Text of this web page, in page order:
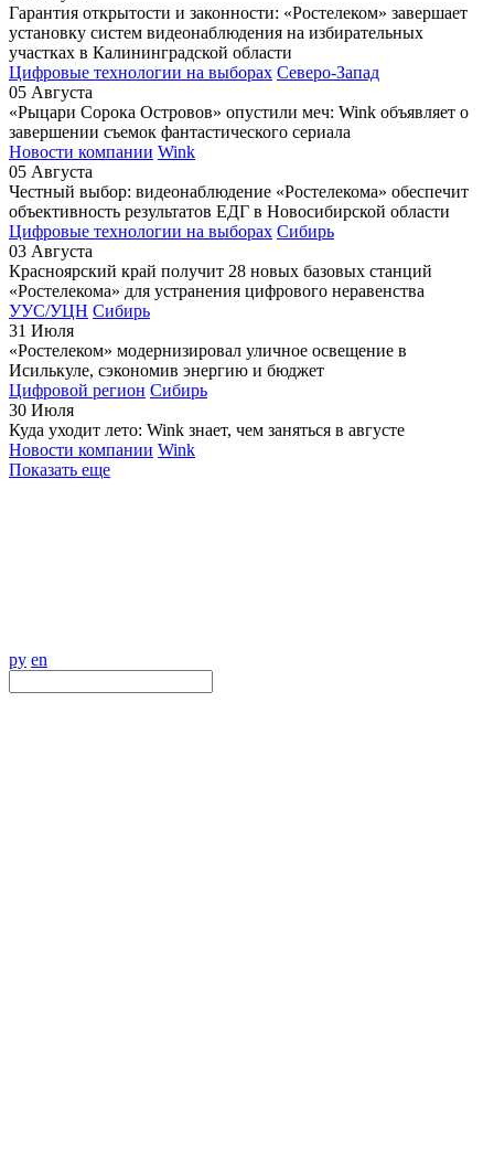
Гарантия открытости и законности: «Ростелеком» завершает
установку систем видеонаблюдения на избирательных
участках в Калининградской области
Цифровые технологии на выборах Северо-Запад
05 Августа
«Рыцари Сорока Островов» опустили меч: Wink объявляет о
завершении съемок фантастического сериала
Новости компании Wink
05 Августа
Честный выбор: видеонаблюдение «Ростелекома» обеспечит
объективность результатов ЕДГ в Новосибирской области
Цифровые технологии на выборах Сибирь
03 Августа
Красноярский край получит 28 новых базовых станций
«Ростелекома» для устранения цифрового неравенства
УУС/УЦН Сибирь
31 Июля
«Ростелеком» модернизировал уличное освещение в
Исилькуле, сэкономив энергию и бюджет
Цифровой регион Сибирь
30 Июля
Куда уходит лето: Wink знает, чем заняться в августе
Новости компании Wink
Показать еще
ру en